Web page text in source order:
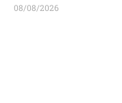
08/08/2026